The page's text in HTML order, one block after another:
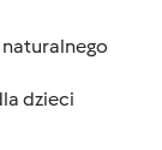
dzieci